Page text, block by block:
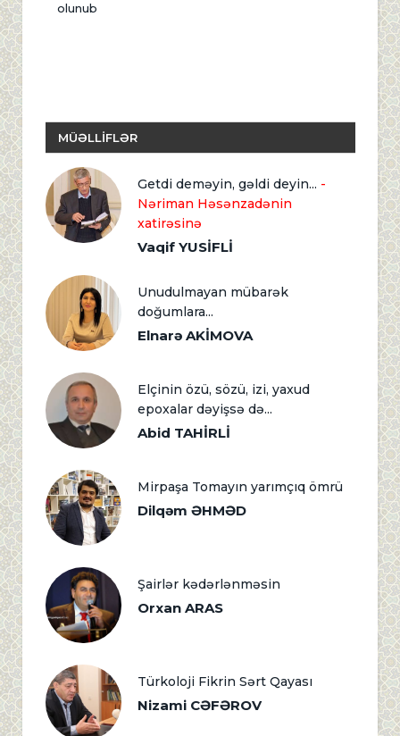
olunub
MÜƏLLİFLƏR
Getdi deməyin, gəldi deyin... -
Nəriman Həsənzadənin
xatirəsinə
Vaqif YUSİFLİ
Unudulmayan mübarək
doğumlara...
Elnarə AKİMOVA
Elçinin özü, sözü, izi, yaxud
epoxalar dəyişsə də...
Abid TAHİRLİ
Mirpaşa Tomayın yarımçıq ömrü
Dilqəm ƏHMƏD
Şairlər kədərlənməsin
Orxan ARAS
Türkoloji Fikrin Sərt Qayası
Nizami CƏFƏROV